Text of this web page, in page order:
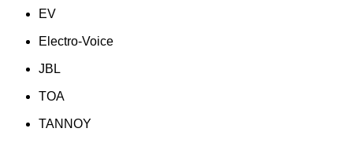
EV
Electro-Voice
JBL
TOA
TANNOY